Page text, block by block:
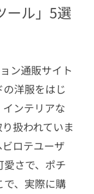
ール」5選
ン通販サイト
の洋服をはじ
ンテリアな
扱われていま
ロテユーザ
さで、ポチ
、実際に購